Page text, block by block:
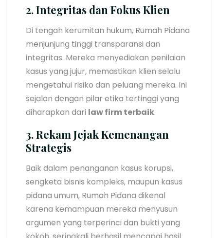
2. Integritas dan Fokus Klien
Di tengah kerumitan hukum, Rumah Pidana
menjunjung tinggi transparansi dan
integritas. Mereka menyediakan penilaian
kasus yang jujur, memastikan klien selalu
mengetahui risiko dan peluang mereka. Ini
sejalan dengan pilar etika tertinggi yang
diharapkan dari law firm terbaik.
3. Rekam Jejak Kemenangan
Strategis
Baik dalam penanganan kasus korupsi,
sengketa bisnis kompleks, maupun kasus
pidana umum, Rumah Pidana dikenal
karena kemampuan mereka menyusun
argumen yang terperinci dan bukti yang